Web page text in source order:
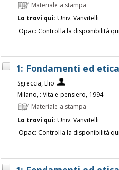
Materiale a stampa
Lo trovi qui: Univ. Vanvitelli
Opac: Controlla la disponibilità
1: Fondamenti ed
Sgreccia, Elio
Milano, : Vita e pensiero, 1994
Materiale a stampa
Lo trovi qui: Univ. Vanvitelli
Opac: Controlla la disponibilità